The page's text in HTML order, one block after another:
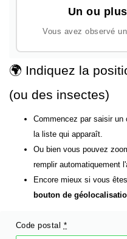
Un ou
Vous avez observé
🌍 Indiquez la
(ou des insectes)
Commencez par saisir
la liste qui apparaît.
Ou bien vous pouvez
remplir automatiquement
Encore mieux si vous
bouton de
Code postal *